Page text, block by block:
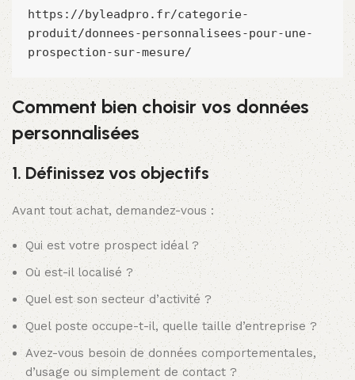
https://byleadpro.fr/categorie-
produit/donnees-personnalisees-pour-une-
prospection-sur-mesure/
Comment bien choisir vos données
personnalisées
1. Définissez vos objectifs
Avant tout achat, demandez-vous :
Qui est votre prospect idéal ?
Où est-il localisé ?
Quel est son secteur d’activité ?
Quel poste occupe-t-il, quelle taille d’entreprise ?
Avez-vous besoin de données comportementales,
d’usage ou simplement de contact ?